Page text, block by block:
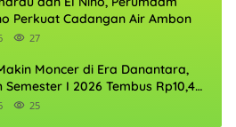
Perkuat Cadangan Air Ambon
27
Moncer di Era Danantara,
Semester I 2026 Tembus Rp10,4
25